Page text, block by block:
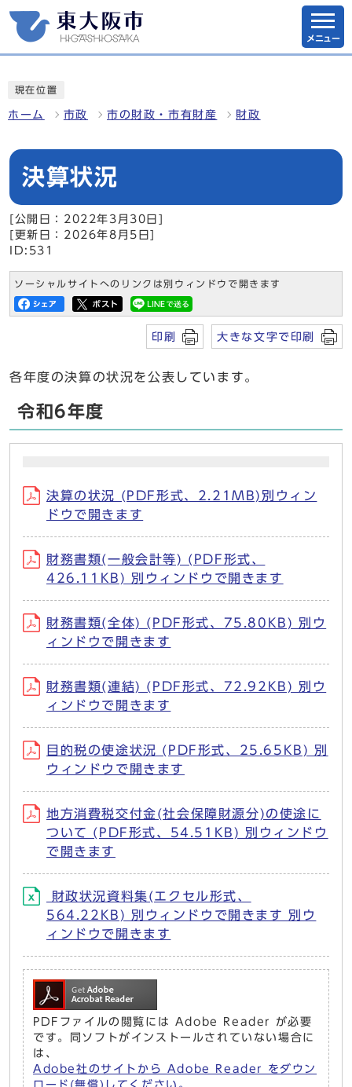
メニュー
現在位置
ホーム 市政 市の財政・市有財産 財政
決算状況
[公開日：2022年3月30日]
[更新日：2026年8月5日]
ID:531
ソーシャルサイトへのリンクは別ウィンドウで開きます
印刷 大きな文字で印刷
各年度の決算の状況を公表しています。
令和6年度
決算の状況 (PDF形式、2.21MB)別ウィン
ドウで開きます
財務書類(一般会計等) (PDF形式、
426.11KB) 別ウィンドウで開きます
財務書類(全体) (PDF形式、75.80KB) 別ウ
ィンドウで開きます
財務書類(連結) (PDF形式、72.92KB) 別ウ
ィンドウで開きます
目的税の使途状況 (PDF形式、25.65KB) 別
ウィンドウで開きます
地方消費税交付金(社会保障財源分)の使途に
ついて (PDF形式、54.51KB) 別ウィンドウ
で開きます
財政状況資料集(エクセル形式、
564.22KB) 別ウィンドウで開きます 別ウ
ィンドウで開きます
PDFファイルの閲覧には Adobe Reader が必要
です。同ソフトがインストールされていない場合に
は、
Adobe社のサイトから Adobe Reader をダウン
ロード(無償)してください。